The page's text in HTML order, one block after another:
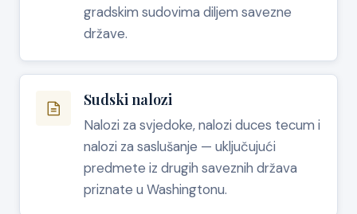
gradskim sudovima diljem savezne
države.
Sudski nalozi
Nalozi za svjedoke, nalozi duces tecum i
nalozi za saslušanje — uključujući
predmete iz drugih saveznih država
priznate u Washingtonu.